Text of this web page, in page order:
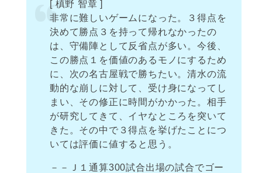
[ 槙野 智章 ]
非常に難しいゲームになった。３得点を
決めて勝点３を持って帰れなかったの
は、守備陣として反省点が多い。今後、
この勝点１を価値のあるモノにするため
に、次の名古屋戦で勝ちたい。清水の流
動的な崩しに対して、受け身になってし
まい、その修正に時間がかかった。相手
が研究してきて、イヤなところを突いて
きた。その中で３得点を挙げたことにつ
いては評価に値すると思う。
－－Ｊ１通算300試合出場の試合でゴー